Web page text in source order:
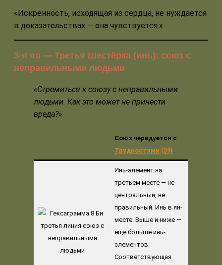
«Искренность, исходящая из сердца, не нуждается
в доказательствах — она чувствуется.»
3-я яо — Третья Шестёрка (инь): союз с
неправильными людьми
«Стремиться к союзу с неправильными
людьми. Как это может не принести
вреда?»
Союз чередуется с
Трудностями (39)
Инь-элемент на
третьем месте — не
центральный, не
правильный. Инь в ян-
месте. Выше и ниже —
ещё больше инь-
элементов.
Соответствующая